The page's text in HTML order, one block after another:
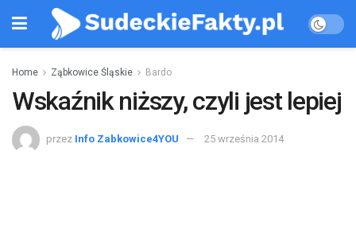
Home Ząbkowice Śląskie Bardo
Wskaźnik niższy, czyli jest lepiej
przez Info Zabkowice4YOU 25 września 2014